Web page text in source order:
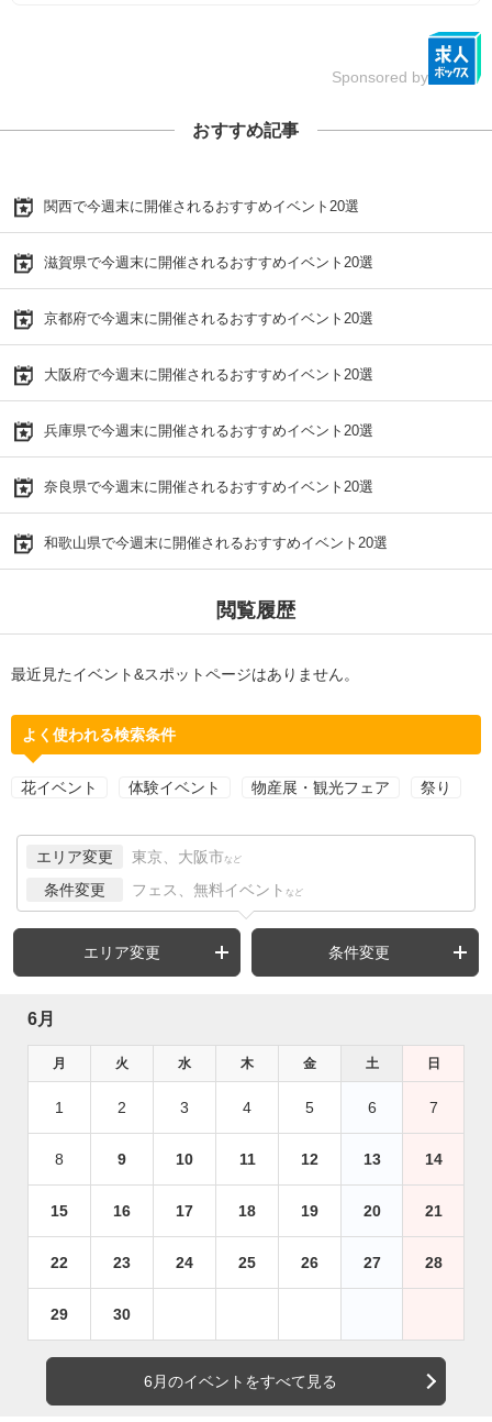
Sponsored by
おすすめ記事
関西で今週末に開催されるおすすめイベント20選
滋賀県で今週末に開催されるおすすめイベント20選
京都府で今週末に開催されるおすすめイベント20選
大阪府で今週末に開催されるおすすめイベント20選
兵庫県で今週末に開催されるおすすめイベント20選
奈良県で今週末に開催されるおすすめイベント20選
和歌山県で今週末に開催されるおすすめイベント20選
閲覧履歴
最近見たイベント&スポットページはありません。
よく使われる検索条件
花イベント 体験イベント 物産展・観光フェア 祭り
エリア変更 東京、大阪市 など
条件変更 フェス、無料イベント など
エリア変更 条件変更
6月
月 火 水 木 金 土 日
1 2 3 4 5 6 7
8 9 10 11 12 13 14
15 16 17 18 19 20 21
22 23 24 25 26 27 28
29 30
6月のイベントをすべて見る